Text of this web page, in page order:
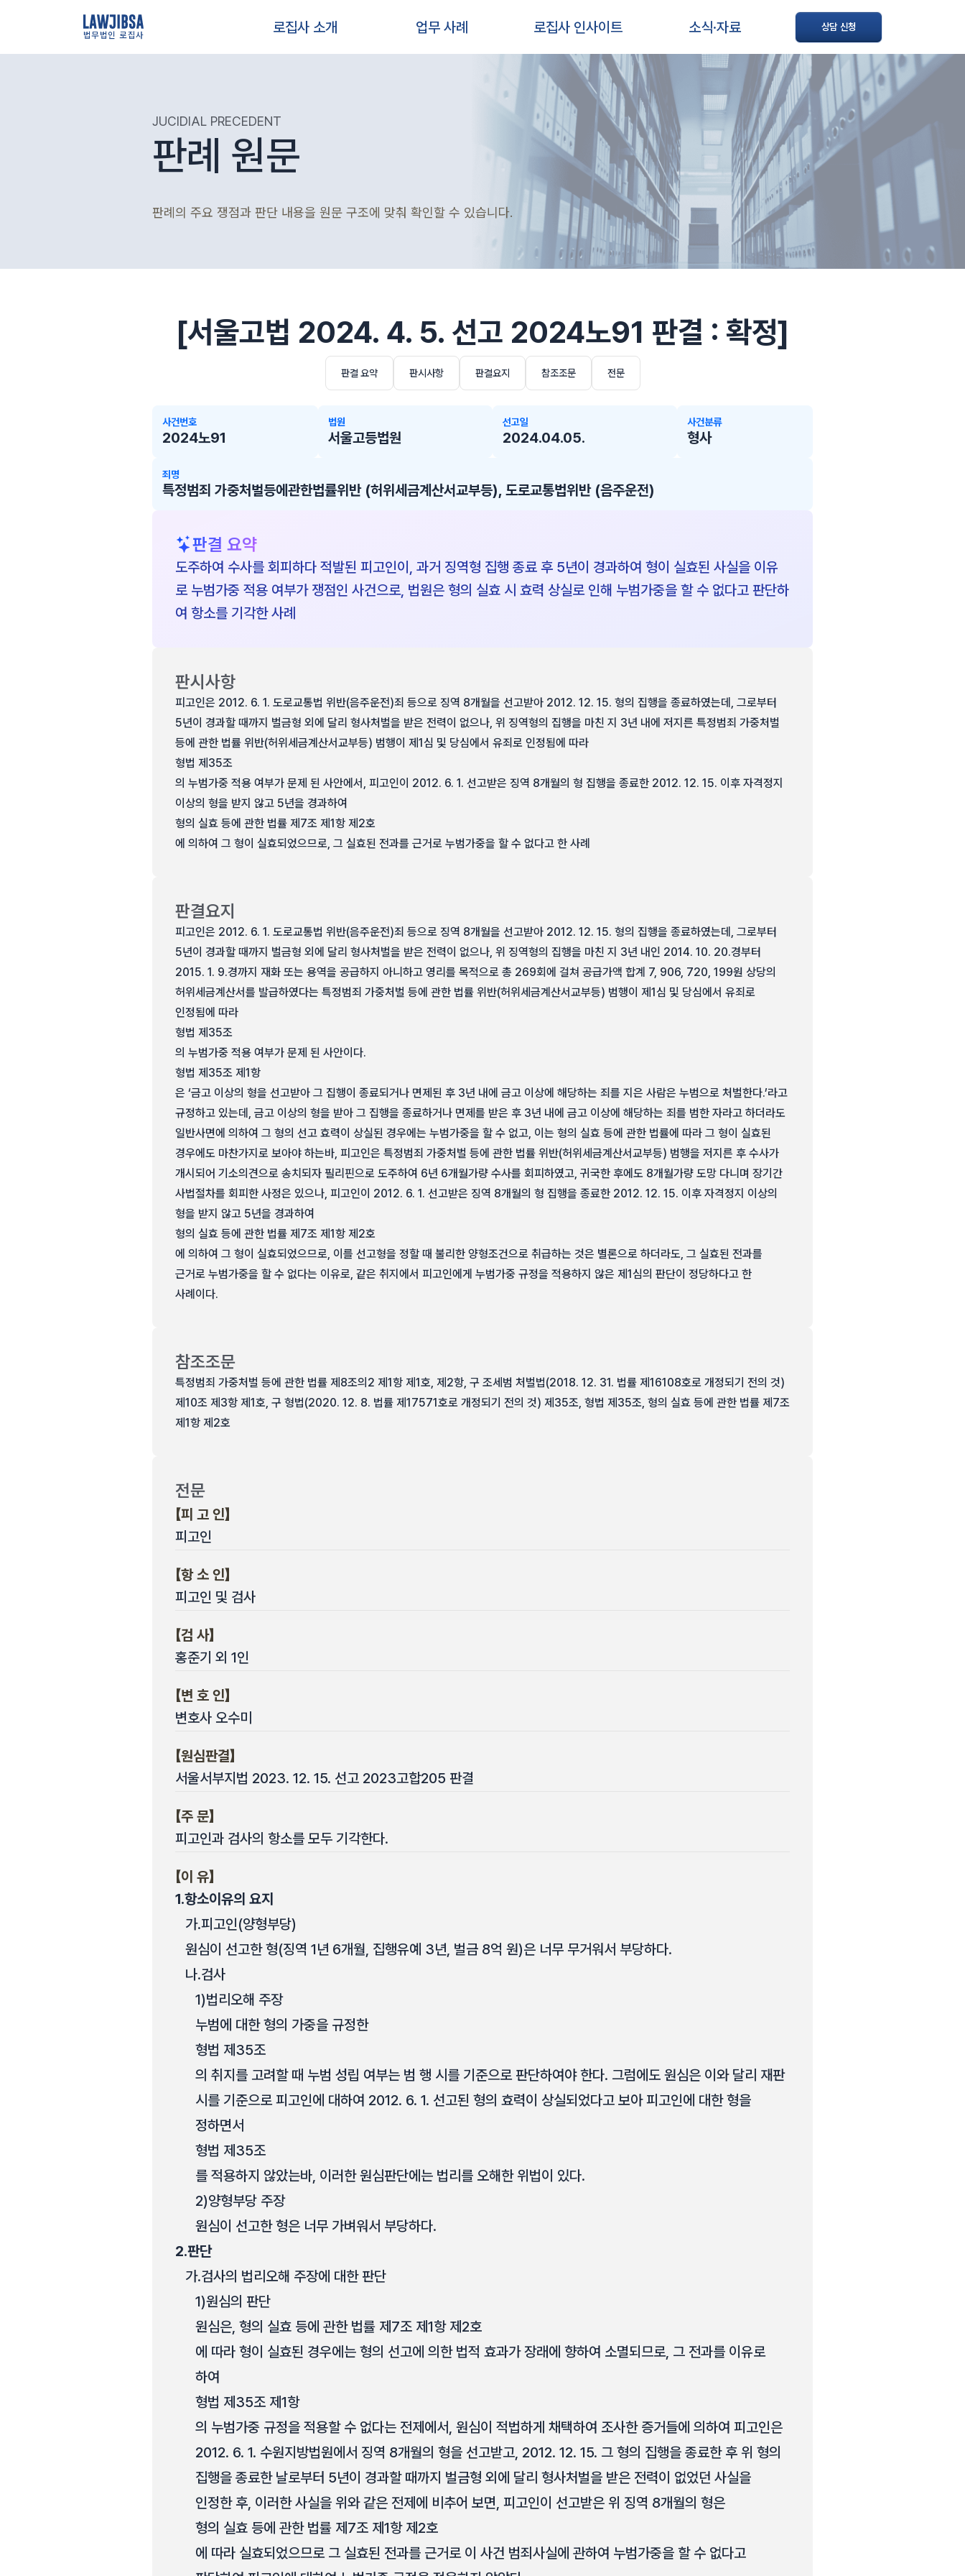
법무법인 로집사 로집사 소개 업무 사례 로집사 인사이트 소식·자료 상담 신청
JUCIDIAL PRECEDENT
판례 원문
판례의 주요 쟁점과 판단 내용을 원문 구조에 맞춰 확인할 수 있습니다.
[서울고법 2024. 4. 5. 선고 2024노91 판결 : 확정]
판결 요약 판시사항 판결요지 참조조문 전문
사건번호
2024노91
법원
서울고등법원
선고일
2024.04.05.
사건분류
형사
죄명
특정범죄 가중처벌등에관한법률위반 (허위세금계산서교부등), 도로교통법위반 (음주운전)
판결 요약
도주하여 수사를 회피하다 적발된 피고인이, 과거 징역형 집행 종료 후 5년이 경과하여 형이 실효된 사실을 이유
로 누범가중 적용 여부가 쟁점인 사건으로, 법원은 형의 실효 시 효력 상실로 인해 누범가중을 할 수 없다고 판단하
여 항소를 기각한 사례
판시사항
피고인은 2012. 6. 1. 도로교통법 위반(음주운전)죄 등으로 징역 8개월을 선고받아 2012. 12. 15. 형의 집행을 종료하였는데, 그로부터
5년이 경과할 때까지 벌금형 외에 달리 형사처벌을 받은 전력이 없으나, 위 징역형의 집행을 마친 지 3년 내에 저지른 특정범죄 가중처벌
등에 관한 법률 위반(허위세금계산서교부등) 범행이 제1심 및 당심에서 유죄로 인정됨에 따라
형법 제35조
의 누범가중 적용 여부가 문제 된 사안에서, 피고인이 2012. 6. 1. 선고받은 징역 8개월의 형 집행을 종료한 2012. 12. 15. 이후 자격정지
이상의 형을 받지 않고 5년을 경과하여
형의 실효 등에 관한 법률 제7조 제1항 제2호
에 의하여 그 형이 실효되었으므로, 그 실효된 전과를 근거로 누범가중을 할 수 없다고 한 사례
판결요지
피고인은 2012. 6. 1. 도로교통법 위반(음주운전)죄 등으로 징역 8개월을 선고받아 2012. 12. 15. 형의 집행을 종료하였는데, 그로부터
5년이 경과할 때까지 벌금형 외에 달리 형사처벌을 받은 전력이 없으나, 위 징역형의 집행을 마친 지 3년 내인 2014. 10. 20.경부터
2015. 1. 9.경까지 재화 또는 용역을 공급하지 아니하고 영리를 목적으로 총 269회에 걸쳐 공급가액 합계 7, 906, 720, 199원 상당의
허위세금계산서를 발급하였다는 특정범죄 가중처벌 등에 관한 법률 위반(허위세금계산서교부등) 범행이 제1심 및 당심에서 유죄로
인정됨에 따라
형법 제35조
의 누범가중 적용 여부가 문제 된 사안이다.
형법 제35조 제1항
은 ‘금고 이상의 형을 선고받아 그 집행이 종료되거나 면제된 후 3년 내에 금고 이상에 해당하는 죄를 지은 사람은 누범으로 처벌한다.’라고
규정하고 있는데, 금고 이상의 형을 받아 그 집행을 종료하거나 면제를 받은 후 3년 내에 금고 이상에 해당하는 죄를 범한 자라고 하더라도
일반사면에 의하여 그 형의 선고 효력이 상실된 경우에는 누범가중을 할 수 없고, 이는 형의 실효 등에 관한 법률에 따라 그 형이 실효된
경우에도 마찬가지로 보아야 하는바, 피고인은 특정범죄 가중처벌 등에 관한 법률 위반(허위세금계산서교부등) 범행을 저지른 후 수사가
개시되어 기소의견으로 송치되자 필리핀으로 도주하여 6년 6개월가량 수사를 회피하였고, 귀국한 후에도 8개월가량 도망 다니며 장기간
사법절차를 회피한 사정은 있으나, 피고인이 2012. 6. 1. 선고받은 징역 8개월의 형 집행을 종료한 2012. 12. 15. 이후 자격정지 이상의
형을 받지 않고 5년을 경과하여
형의 실효 등에 관한 법률 제7조 제1항 제2호
에 의하여 그 형이 실효되었으므로, 이를 선고형을 정할 때 불리한 양형조건으로 취급하는 것은 별론으로 하더라도, 그 실효된 전과를
근거로 누범가중을 할 수 없다는 이유로, 같은 취지에서 피고인에게 누범가중 규정을 적용하지 않은 제1심의 판단이 정당하다고 한
사례이다.
참조조문
특정범죄 가중처벌 등에 관한 법률 제8조의2 제1항 제1호, 제2항, 구 조세범 처벌법(2018. 12. 31. 법률 제16108호로 개정되기 전의 것)
제10조 제3항 제1호, 구 형법(2020. 12. 8. 법률 제17571호로 개정되기 전의 것) 제35조, 형법 제35조, 형의 실효 등에 관한 법률 제7조
제1항 제2호
전문
【피 고 인】
피고인
【항 소 인】
피고인 및 검사
【검 사】
홍준기 외 1인
【변 호 인】
변호사 오수미
【원심판결】
서울서부지법 2023. 12. 15. 선고 2023고합205 판결
【주 문】
피고인과 검사의 항소를 모두 기각한다.
【이 유】
1.항소이유의 요지
가.피고인(양형부당)
원심이 선고한 형(징역 1년 6개월, 집행유예 3년, 벌금 8억 원)은 너무 무거워서 부당하다.
나.검사
1)법리오해 주장
누범에 대한 형의 가중을 규정한
형법 제35조
의 취지를 고려할 때 누범 성립 여부는 범 행 시를 기준으로 판단하여야 한다. 그럼에도 원심은 이와 달리 재판
시를 기준으로 피고인에 대하여 2012. 6. 1. 선고된 형의 효력이 상실되었다고 보아 피고인에 대한 형을
정하면서
형법 제35조
를 적용하지 않았는바, 이러한 원심판단에는 법리를 오해한 위법이 있다.
2)양형부당 주장
원심이 선고한 형은 너무 가벼워서 부당하다.
2.판단
가.검사의 법리오해 주장에 대한 판단
1)원심의 판단
원심은, 형의 실효 등에 관한 법률 제7조 제1항 제2호
에 따라 형이 실효된 경우에는 형의 선고에 의한 법적 효과가 장래에 향하여 소멸되므로, 그 전과를 이유로
하여
형법 제35조 제1항
의 누범가중 규정을 적용할 수 없다는 전제에서, 원심이 적법하게 채택하여 조사한 증거들에 의하여 피고인은
2012. 6. 1. 수원지방법원에서 징역 8개월의 형을 선고받고, 2012. 12. 15. 그 형의 집행을 종료한 후 위 형의
집행을 종료한 날로부터 5년이 경과할 때까지 벌금형 외에 달리 형사처벌을 받은 전력이 없었던 사실을
인정한 후, 이러한 사실을 위와 같은 전제에 비추어 보면, 피고인이 선고받은 위 징역 8개월의 형은
형의 실효 등에 관한 법률 제7조 제1항 제2호
에 따라 실효되었으므로 그 실효된 전과를 근거로 이 사건 범죄사실에 관하여 누범가중을 할 수 없다고